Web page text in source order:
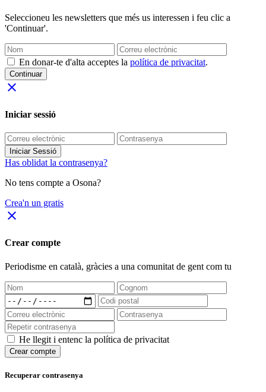
Seleccioneu les newsletters que més us interessen i feu clic a
'Continuar'.
En donar-te d'alta acceptes la política de privacitat.
Continuar
close
Iniciar sessió
Iniciar Sessió
Has oblidat la contrasenya?
No tens compte a Osona?
Crea'n un gratis
close
Crear compte
Periodisme en català, gràcies a una comunitat de gent com tu
He llegit i entenc la política de privacitat
Crear compte
Recuperar contrasenya